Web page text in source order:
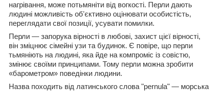
нагрівання, може потьмяніти від вогкості. Перли дають
людині можливість об'єктивно оцінювати особистість,
переглядати свої позиції, усувати помилки.
Перли — запорука вірності в любові, захист цієї вірності,
він зміцнює сімейні узи та будинок. Є повіре, що перли
тьмяніють на людині, яка йде на компроміс із совістю,
змінює своїми принципами. Тому перли можна зробити
«барометром» поведінки людини.
Назва походить від латинського слова "pernula" — морська